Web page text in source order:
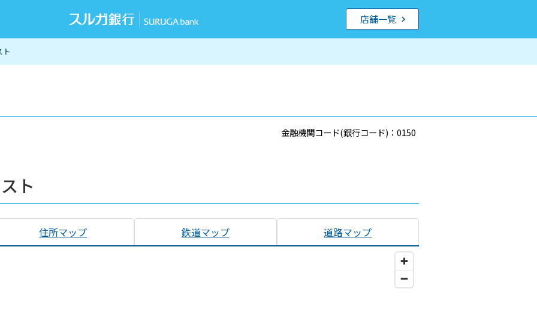
ト
店舗一覧
金融機関コード(銀行コード)：0150
ト
住所マップ 鉄道マップ 道路マップ